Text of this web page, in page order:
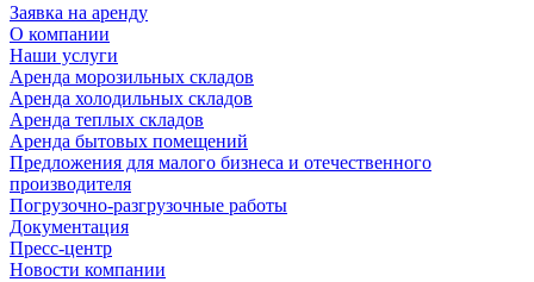
Заявка на аренду
О компании
Наши услуги
Аренда морозильных складов
Аренда холодильных складов
Аренда теплых складов
Аренда бытовых помещений
Предложения для малого бизнеса и отечественного
производителя
Погрузочно-разгрузочные работы
Документация
Пресс-центр
Новости компании